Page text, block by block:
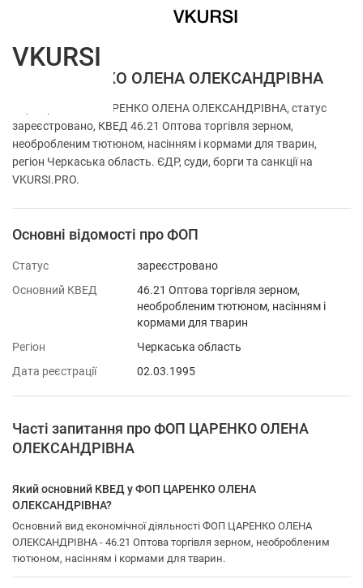
ФОП ЦАРЕНКО ОЛЕНА ОЛЕКСАНДРІВНА
Перевірка ФОП ЦАРЕНКО ОЛЕНА ОЛЕКСАНДРІВНА, статус
зареєстровано, КВЕД 46.21 Оптова торгівля зерном,
необробленим тютюном, насінням і кормами для тварин,
регіон Черкаська область. ЄДР, суди, борги та санкції на
VKURSI.PRO.
Основні відомості про ФОП
Статус
зареєстровано
Основний КВЕД
46.21 Оптова торгівля зерном,
необробленим тютюном, насінням і
кормами для тварин
Регіон
Черкаська область
Дата реєстрації
02.03.1995
Часті запитання про ФОП ЦАРЕНКО ОЛЕНА
ОЛЕКСАНДРІВНА
Який основний КВЕД у ФОП ЦАРЕНКО ОЛЕНА
ОЛЕКСАНДРІВНА?
Основний вид економічної діяльності ФОП ЦАРЕНКО ОЛЕНА
ОЛЕКСАНДРІВНА - 46.21 Оптова торгівля зерном, необробленим
тютюном, насінням і кормами для тварин.
VKURSI